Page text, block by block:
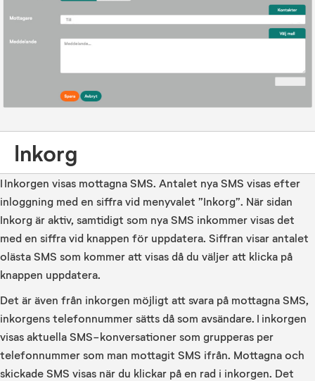
Inkorg
I Inkorgen visas mottagna SMS. Antalet nya SMS visas efter
inloggning med en siffra vid menyvalet ”Inkorg”. När sidan
Inkorg är aktiv, samtidigt som nya SMS inkommer visas det
med en siffra vid knappen för uppdatera. Siffran visar antalet
olästa SMS som kommer att visas då du väljer att klicka på
knappen uppdatera.
Det är även från inkorgen möjligt att svara på mottagna SMS,
inkorgens telefonnummer sätts då som avsändare. I inkorgen
visas aktuella SMS-konversationer som grupperas per
telefonnummer som man mottagit SMS ifrån. Mottagna och
skickade SMS visas när du klickar på en rad i inkorgen. Det